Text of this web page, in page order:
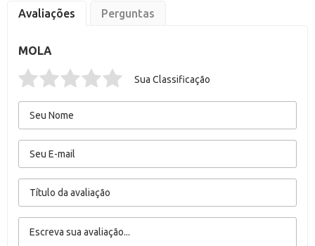
Avaliações Perguntas
MOLA
Sua Classificação